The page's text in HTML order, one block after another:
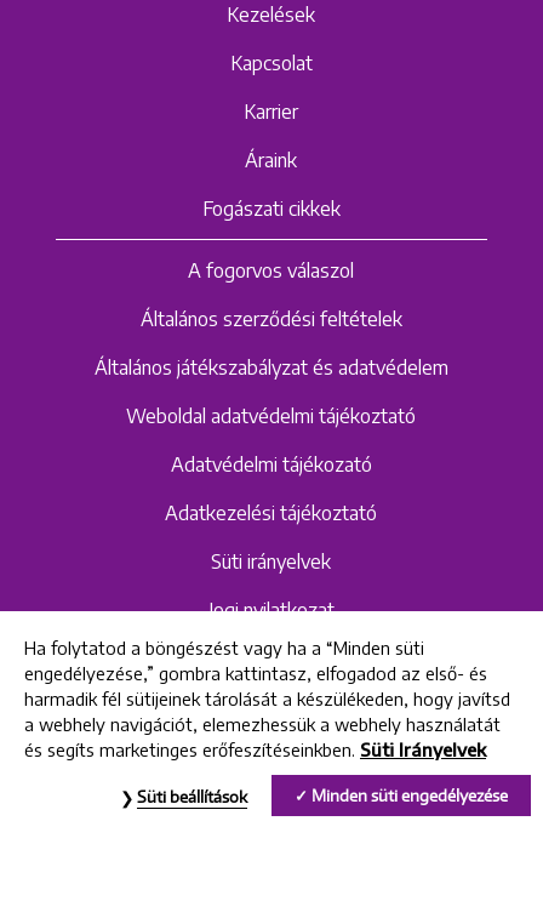
Kezelések
Kapcsolat
Karrier
Áraink
Fogászati cikkek
A fogorvos válaszol
Általános szerződési feltételek
Általános játékszabályzat és adatvédelem
Weboldal adatvédelmi tájékoztató
Adatvédelmi tájékozató
Adatkezelési tájékoztató
Süti irányelvek
Jogi nyilatkozat
Hangrögzítéshez kapcsolódó adatvédelmi
szabályzat és tájékoztató
Uniklinik Fogászati és Implantációs Központ
Ha folytatod a böngészést vagy ha a “Minden süti
engedélyezése,” gombra kattintasz, elfogadod az első- és
harmadik fél sütijeinek tárolását a készülékeden, hogy javítsd
a webhely navigációt, elemezhessük a webhely használatát
és segíts marketinges erőfeszítéseinkben. Süti Irányelvek
Minden süti engedélyezése
Süti beállítások